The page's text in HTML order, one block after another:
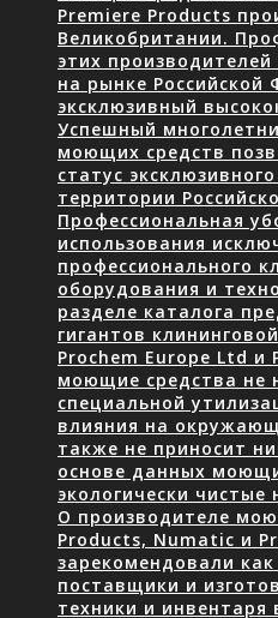
Premiere Products
Великобритании.
этих
на рынке Российской
эксклюзивный
Успешный
моющих средств
статус
территории
Профессиональная
использования
профессионального
оборудования и
разделе каталога
гигантов
Prochem Europe Ltd и
моющие средства не
специальной
влияния на
также не приносит
основе данных
экологически
О производителе
Products, Numatic и
зарекомендовали
поставщики и
техники и инвентаря